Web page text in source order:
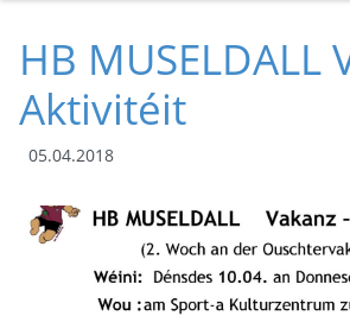
HB MUSELDALL
Aktivitéit
05.04.2018